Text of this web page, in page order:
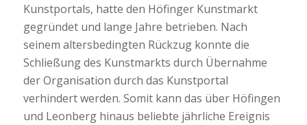
Kunstportals, hatte den Höfinger Kunstmarkt
gegründet und lange Jahre betrieben. Nach
seinem altersbedingten Rückzug konnte die
Schließung des Kunstmarkts durch Übernahme
der Organisation durch das Kunstportal
verhindert werden. Somit kann das über Höfingen
und Leonberg hinaus beliebte jährliche Ereignis